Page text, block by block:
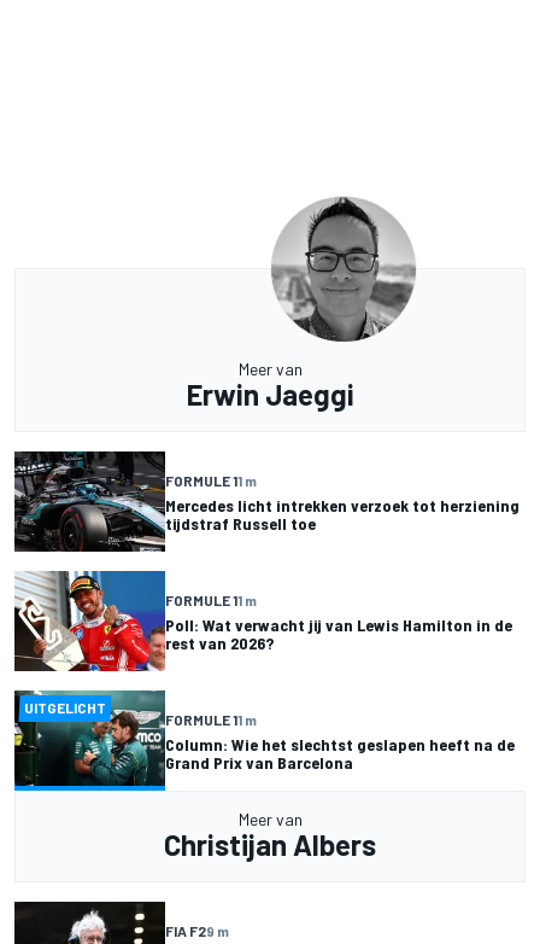
Meer van
Erwin Jaeggi
FORMULE 11 m
Mercedes licht intrekken verzoek tot herziening
tijdstraf Russell toe
FORMULE 11 m
Poll: Wat verwacht jij van Lewis Hamilton in de
rest van 2026?
UITGELICHT
FORMULE 11 m
Column: Wie het slechtst geslapen heeft na de
Grand Prix van Barcelona
Meer van
Christijan Albers
FIA F29 m